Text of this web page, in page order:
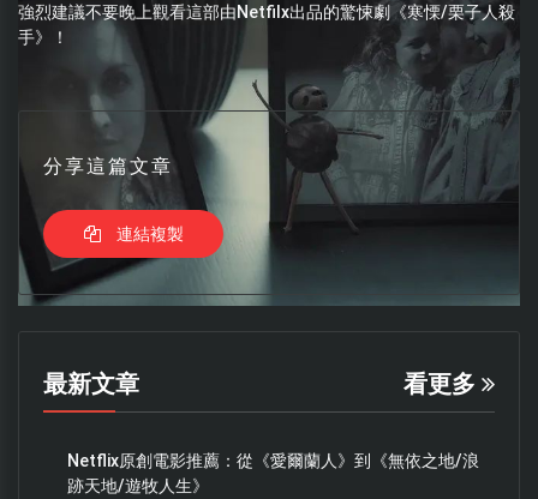
強烈建議不要晚上觀看這部由Netfilx出品的驚悚劇《寒慄/栗子人殺
手》！
分享這篇文章
連結複製
最新文章 看更多
Netflix原創電影推薦：從《愛爾蘭人》到《無依之地/浪
跡天地/遊牧人生》